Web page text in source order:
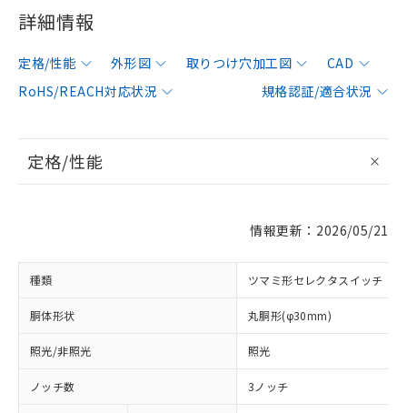
詳細情報
定格/性能 外形図 取りつけ穴加工図
CAD
RoHS/REACH対応状況
規格認証/適合状況
定格/性能
情報更新：2026/05/21
種類 ツマミ形セレクタスイッチ
胴体形状 丸胴形(φ30mm)
照光/非照光 照光
ノッチ数 3ノッチ